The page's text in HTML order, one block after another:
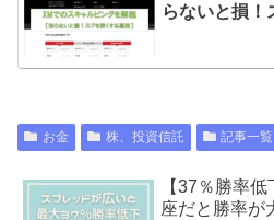
らないと損！
お金 株、投資信託 記事一覧
【37％勝率
座だと勝率が